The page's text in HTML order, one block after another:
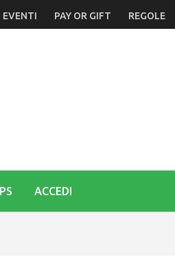
EVENTI PAY OR GIFT REGOLE
ACCEDI